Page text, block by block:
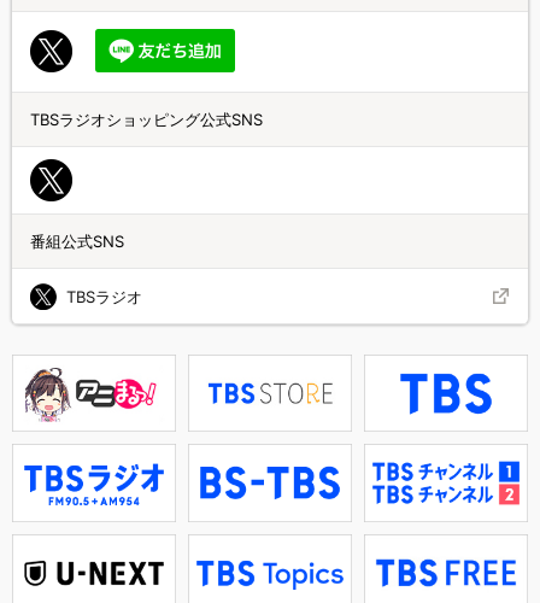
TBSラジオショッピング公式SNS
番組公式SNS
TBSラジオ